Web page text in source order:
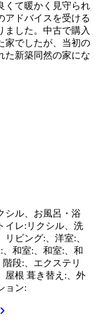
くて暖かく見守られ
アドバイスを受ける
ました。中古で購入
家でしたが、当初の
た新築同然の家にな
シル、お風呂・浴
イレ:リクシル、洗
ビング:、洋室:、
和室:、和室:、和
段:、エクステリ
屋根 葺き替え:、外
ョン:
chevron_right